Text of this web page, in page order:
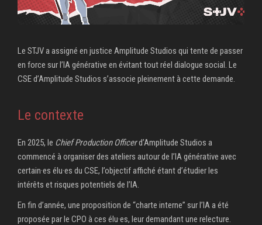
Le STJV a assigné en justice Amplitude Studios qui tente de passer
en force sur l’IA générative en évitant tout réel dialogue social. Le
CSE d’Amplitude Studios s’associe pleinement à cette demande.
Le contexte
En 2025, le Chief Production Officerd’Amplitude Studios a
commencé à organiser des ateliers autour de l’IA générative avec
certain·es élu·es du CSE, l’objectif affiché étant d’étudier les
intérêts et risques potentiels de l’IA.
En fin d’année, une proposition de “charte interne” sur l’IA a été
proposée par le CPO à ces élu·es, leur demandant une relecture.